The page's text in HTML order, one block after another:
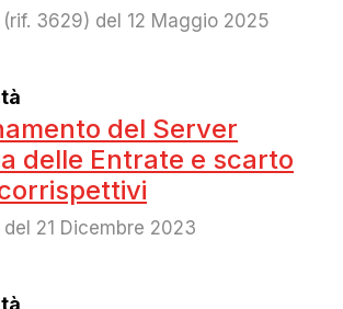
3629) del 12 Maggio 2025
del Server
delle Entrate e scarto
21 Dicembre 2023